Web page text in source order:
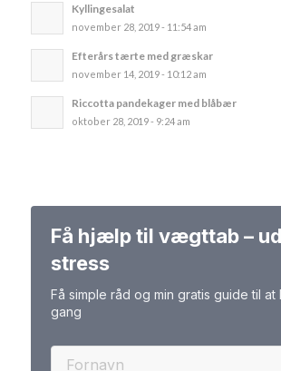
Kyllingesalat
november 28, 2019 - 11:54 am
Efterårs tærte med græskar
november 14, 2019 - 10:12 am
Riccotta pandekager med blåbær
oktober 28, 2019 - 9:24 am
Få hjælp til vægttab –
stress
Få simple råd og min gratis guide til at
gang